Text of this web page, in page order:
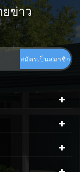
ข่าว